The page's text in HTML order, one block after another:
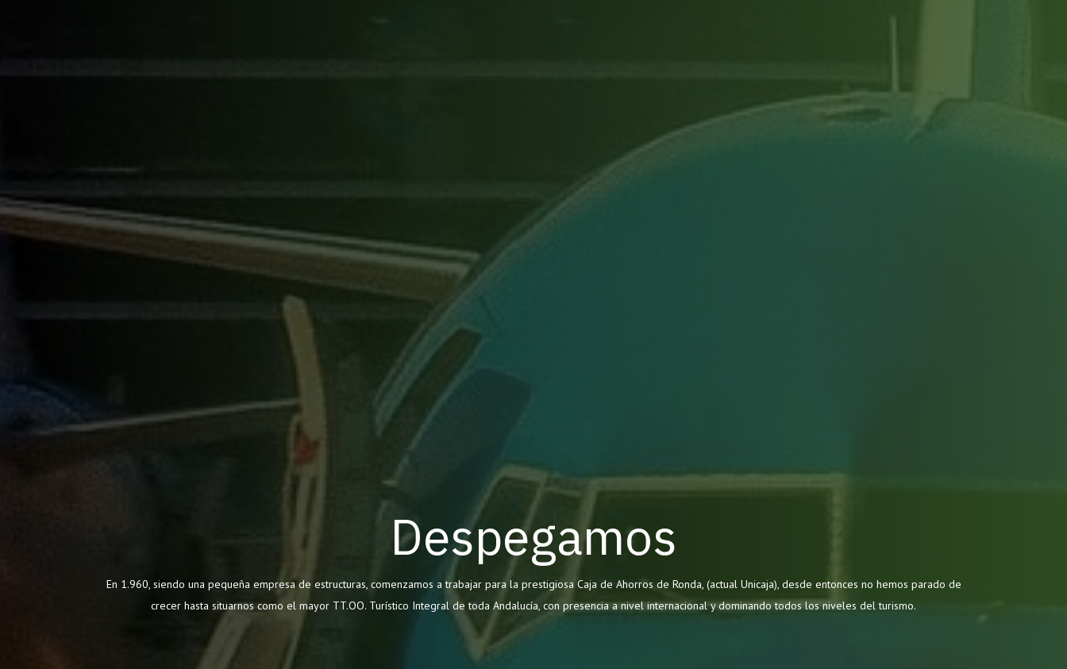
Despegamos
En 1.960, siendo una pequeña empresa de estructuras, comenzamos a trabajar para la prestigiosa Caja de Ahorros de Ronda, (actual Unicaja), desde entonces no hemos parado de
crecer hasta situarnos como el mayor TT.OO. Turístico Integral de toda Andalucía, con presencia a nivel internacional y dominando todos los niveles del turismo.